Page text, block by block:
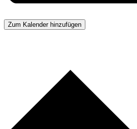
Zum Kalender hinzufügen